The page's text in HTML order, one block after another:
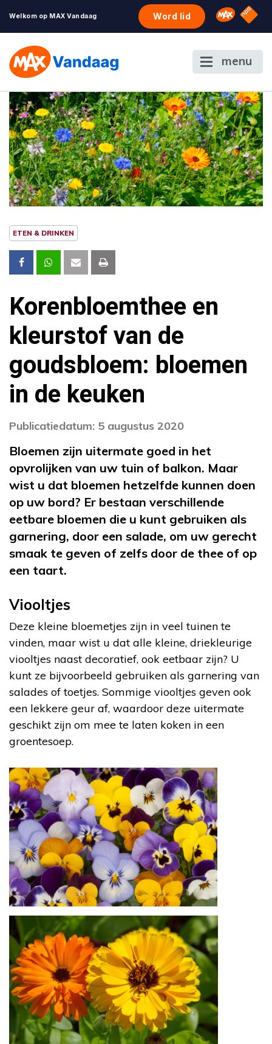
Welkom op MAX Vandaag Word lid Omroep
NPO
menu
ETEN & DRINKEN
Korenbloemthee en
kleurstof van de
goudsbloem: bloemen
in de keuken
Publicatiedatum: 5 augustus 2020
Bloemen zijn uitermate goed in het
opvrolijken van uw tuin of balkon. Maar
wist u dat bloemen hetzelfde kunnen doen
op uw bord? Er bestaan verschillende
eetbare bloemen die u kunt gebruiken als
garnering, door een salade, om uw gerecht
smaak te geven of zelfs door de thee of op
een taart.
Viooltjes
Deze kleine bloemetjes zijn in veel tuinen te
vinden, maar wist u dat alle kleine, driekleurige
viooltjes naast decoratief, ook eetbaar zijn? U
kunt ze bijvoorbeeld gebruiken als garnering van
salades of toetjes. Sommige viooltjes geven ook
een lekkere geur af, waardoor deze uitermate
geschikt zijn om mee te laten koken in een
groentesoep.